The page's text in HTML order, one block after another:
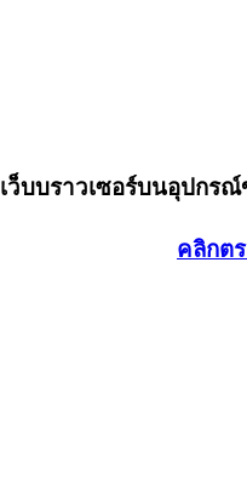
เว็บบราวเซอร์บนอุปกร
คลิกต